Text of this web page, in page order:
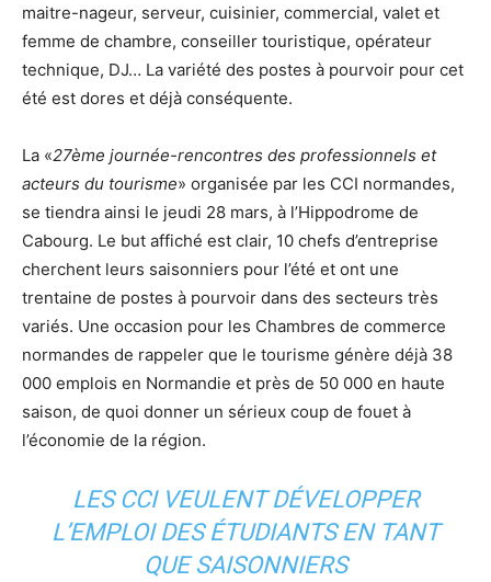
maitre-nageur, serveur, cuisinier, commercial, valet et
femme de chambre, conseiller touristique, opérateur
technique, DJ… La variété des postes à pourvoir pour cet
été est dores et déjà conséquente.
La «27ème journée-rencontres des professionnels et
acteurs du tourisme» organisée par les CCI normandes,
se tiendra ainsi le jeudi 28 mars, à l’Hippodrome de
Cabourg. Le but affiché est clair, 10 chefs d’entreprise
cherchent leurs saisonniers pour l’été et ont une
trentaine de postes à pourvoir dans des secteurs très
variés. Une occasion pour les Chambres de commerce
normandes de rappeler que le tourisme génère déjà 38
000 emplois en Normandie et près de 50 000 en haute
saison, de quoi donner un sérieux coup de fouet à
l’économie de la région.
LES CCI VEULENT DÉVELOPPER
L’EMPLOI DES ÉTUDIANTS EN TANT
QUE SAISONNIERS